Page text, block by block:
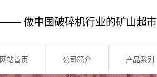
做中国破碎机行业的矿山超市
网站首页 公司简介 产品系列